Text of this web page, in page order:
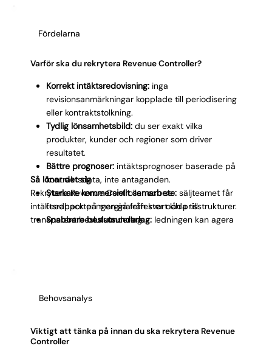
Fördelarna
Varför ska du rekrytera Revenue Controller?
Korrekt intäktsredovisning:inga
revisionsanmärkningar kopplade till periodisering
eller kontraktstolkning.
Tydlig lönsamhetsbild:du ser exakt vilka
produkter, kunder och regioner som driver
resultatet.
Bättre prognoser:intäktsprognoser baserade på
kontraktsdata, inte antaganden.
Starkare kommersiellt samarbete:säljteamet får
feedback på marginaleffekter och prisstrukturer.
Snabbare beslutsunderlag:ledningen kan agera
Så lönar det sig
Rekrytera Revenue Controller och se
intäktsrapporteringen gå från svart låda till
transparent beslutsunderlag.
Behovsanalys
Viktigt att tänka på innan du ska rekrytera Revenue
Controller